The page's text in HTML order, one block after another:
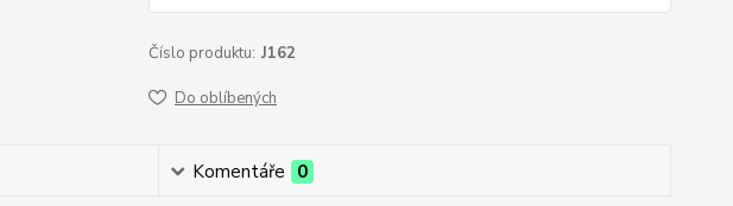
Číslo produktu: J162
Do oblíbených
Komentáře 0